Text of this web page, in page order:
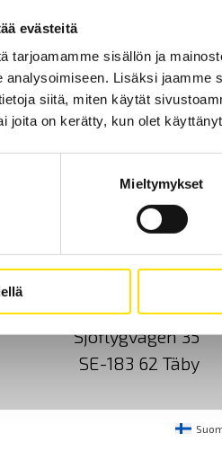
evästeitä
tarjoamamme sisällön ja
analysoimiseen. Lisäksi jaamme
siitä, miten käytät
joita on kerätty, kun olet
Mieltymykset
Ota yhteyttä
CA Mätsystem AB
Sjöflygvägen 35
SE-183 62 Täby